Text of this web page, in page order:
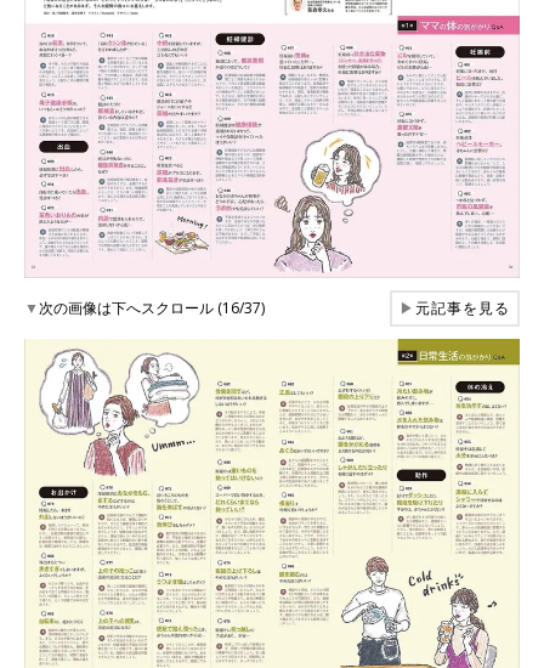
▼次の画像は下へスクロール (16/37) ▶元記事を見る